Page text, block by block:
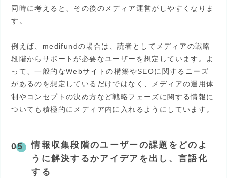
同時に考えると、その後のメディア運営がしやすくなりま
す。
例えば、medifundの場合は、読者としてメディアの戦略
段階からサポートが必要なユーザーを想定しています。よ
って、一般的なWebサイトの構築やSEOに関するニーズ
があるのを想定しているだけではなく、メディアの運用体
制やコンセプトの決め方など戦略フェーズに関する情報に
ついても積極的にメディア内に入れるようにしています。
情報収集段階のユーザーの課題をどのよ
うに解決するかアイデアを出し、言語化
する